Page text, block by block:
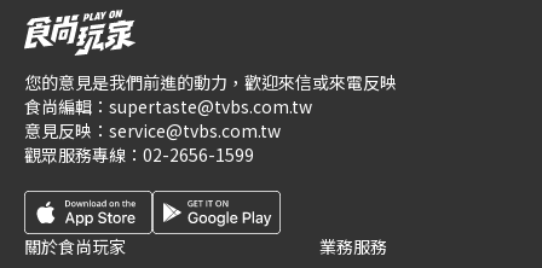
您的意見是我們前進的動力，歡迎來信或來電反映
食尚編輯： supertaste@tvbs.com.tw
意見反映： service@tvbs.com.tw
觀眾服務專線： 02-2656-1599
關於食尚玩家
業務服務